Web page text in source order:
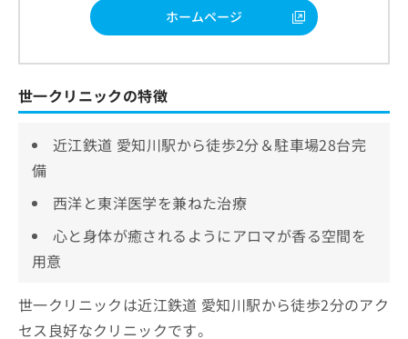
ホームページ
世一クリニックの特徴
近江鉄道 愛知川駅から徒歩2分＆駐車場28台完
備
西洋と東洋医学を兼ねた治療
心と身体が癒されるようにアロマが香る空間を
用意
世一クリニックは近江鉄道 愛知川駅から徒歩2分のアク
セス良好なクリニックです。